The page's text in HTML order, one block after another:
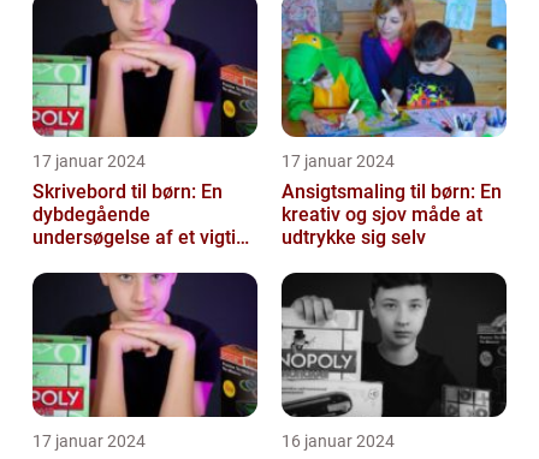
17 januar 2024
Skrivebord til børn: En
dybdegående
undersøgelse af et vigtigt
17 januar 2024
Ansigtsmaling til børn: En
kreativ og sjov måde at
udtrykke sig selv
17 januar 2024 16 januar 2024